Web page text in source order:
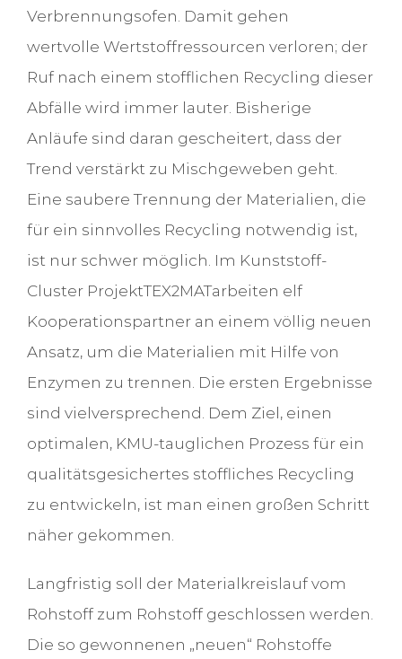
Verbrennungsofen. Damit gehen
wertvolle Wertstoffressourcen verloren; der
Ruf nach einem stofflichen Recycling dieser
Abfälle wird immer lauter. Bisherige
Anläufe sind daran gescheitert, dass der
Trend verstärkt zu Mischgeweben geht.
Eine saubere Trennung der Materialien, die
für ein sinnvolles Recycling notwendig ist,
ist nur schwer möglich. Im Kunststoff-
Cluster ProjektTEX2MATarbeiten elf
Kooperationspartner an einem völlig neuen
Ansatz, um die Materialien mit Hilfe von
Enzymen zu trennen. Die ersten Ergebnisse
sind vielversprechend. Dem Ziel, einen
optimalen, KMU-tauglichen Prozess für ein
qualitätsgesichertes stoffliches Recycling
zu entwickeln, ist man einen großen Schritt
näher gekommen.
Langfristig soll der Materialkreislauf vom
Rohstoff zum Rohstoff geschlossen werden.
Die so gewonnenen „neuen“ Rohstoffe